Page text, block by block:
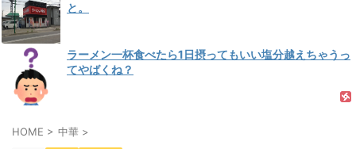
と。
ラーメン一杯食べたら1日摂ってもいい塩分越えちゃうっ
てやばくね？
HOME > 中華 >